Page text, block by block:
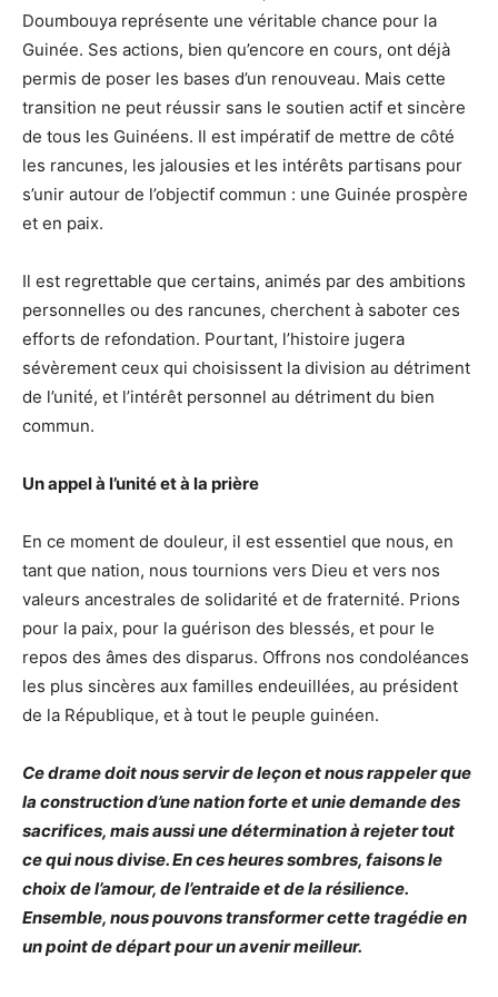
Doumbouya représente une véritable chance pour la
Guinée. Ses actions, bien qu’encore en cours, ont déjà
permis de poser les bases d’un renouveau. Mais cette
transition ne peut réussir sans le soutien actif et sincère
de tous les Guinéens. Il est impératif de mettre de côté
les rancunes, les jalousies et les intérêts partisans pour
s’unir autour de l’objectif commun : une Guinée prospère
et en paix.
Il est regrettable que certains, animés par des ambitions
personnelles ou des rancunes, cherchent à saboter ces
efforts de refondation. Pourtant, l’histoire jugera
sévèrement ceux qui choisissent la division au détriment
de l’unité, et l’intérêt personnel au détriment du bien
commun.
Un appel à l’unité et à la prière
En ce moment de douleur, il est essentiel que nous, en
tant que nation, nous tournions vers Dieu et vers nos
valeurs ancestrales de solidarité et de fraternité. Prions
pour la paix, pour la guérison des blessés, et pour le
repos des âmes des disparus. Offrons nos condoléances
les plus sincères aux familles endeuillées, au président
de la République, et à tout le peuple guinéen.
Ce drame doit nous servir de leçon et nous rappeler que
la construction d’une nation forte et unie demande des
sacrifices, mais aussi une détermination à rejeter tout
ce qui nous divise. En ces heures sombres, faisons le
choix de l’amour, de l’entraide et de la résilience.
Ensemble, nous pouvons transformer cette tragédie en
un point de départ pour un avenir meilleur.